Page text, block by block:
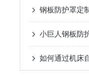
钢板防护罩定